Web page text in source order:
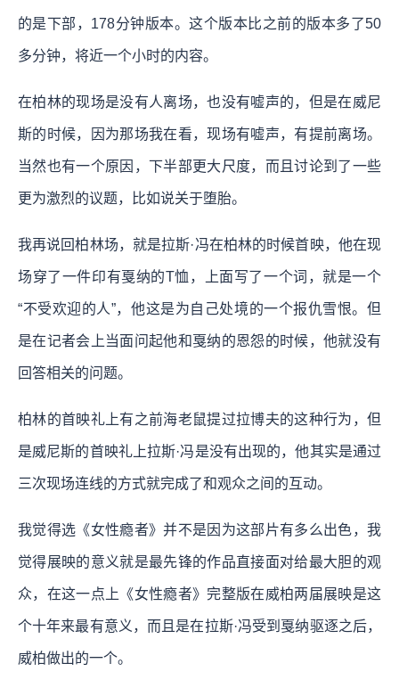
的是下部，178分钟版本。这个版本比之前的版本多了50
多分钟，将近一个小时的内容。
在柏林的现场是没有人离场，也没有嘘声的，但是在威尼
斯的时候，因为那场我在看，现场有嘘声，有提前离场。
当然也有一个原因，下半部更大尺度，而且讨论到了一些
更为激烈的议题，比如说关于堕胎。
我再说回柏林场，就是拉斯·冯在柏林的时候首映，他在现
场穿了一件印有戛纳的T恤，上面写了一个词，就是一个
“不受欢迎的人”，他这是为自己处境的一个报仇雪恨。但
是在记者会上当面问起他和戛纳的恩怨的时候，他就没有
回答相关的问题。
柏林的首映礼上有之前海老鼠提过拉博夫的这种行为，但
是威尼斯的首映礼上拉斯·冯是没有出现的，他其实是通过
三次现场连线的方式就完成了和观众之间的互动。
我觉得选《女性瘾者》并不是因为这部片有多么出色，我
觉得展映的意义就是最先锋的作品直接面对给最大胆的观
众，在这一点上《女性瘾者》完整版在威柏两届展映是这
个十年来最有意义，而且是在拉斯·冯受到戛纳驱逐之后，
威柏做出的一个。